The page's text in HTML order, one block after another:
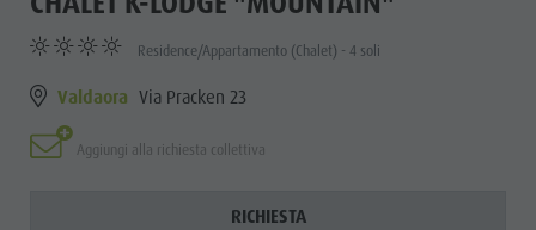
Residence/Appartamento (Chalet) - 4 soli
Valdaora Via Pracken 23
Aggiungi alla richiesta collettiva
RICHIESTA